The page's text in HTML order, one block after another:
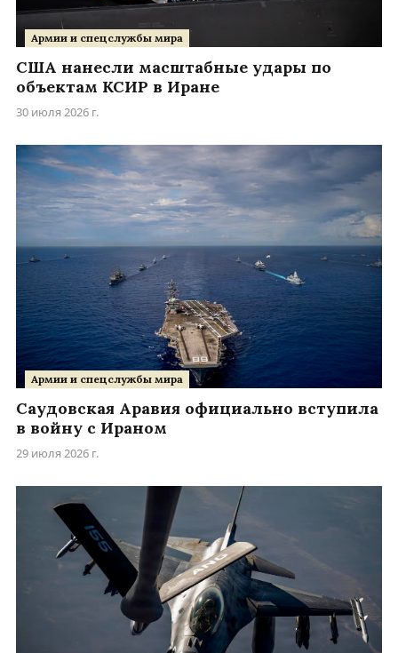
Армии и спецслужбы мира
США нанесли масштабные удары по
объектам КСИР в Иране
30 июля 2026 г.
Армии и спецслужбы мира
Саудовская Аравия официально вступила
в войну с Ираном
29 июля 2026 г.